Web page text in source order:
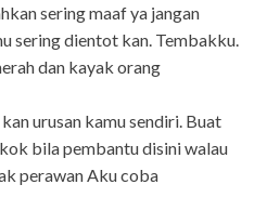
sering maaf ya jangan
sering dientot kan. Tembakku.
dan kayak orang
urusan kamu sendiri. Buat
bila pembantu disini walau
perawan Aku coba